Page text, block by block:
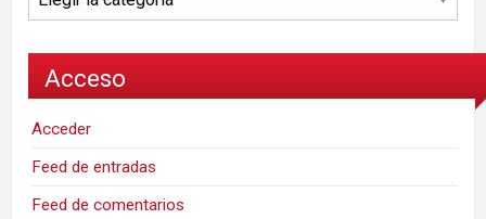
Acceso
Acceder
Feed de entradas
Feed de comentarios